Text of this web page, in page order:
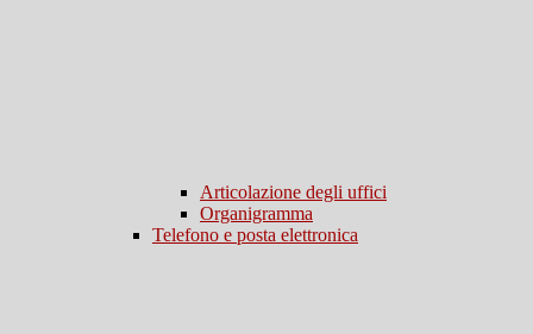
Articolazione degli uffici
Organigramma
Telefono e posta elettronica